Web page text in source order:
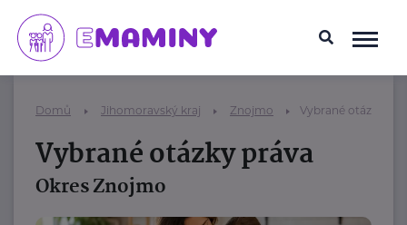
Domů Jihomoravský kraj Znojmo Vybrané otázky
Vybrané otázky práva
Okres Znojmo